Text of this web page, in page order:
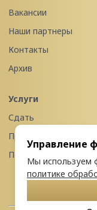
Вакансии
Наши партнеры
Контакты
Архив
Услуги
Сдать
Продать
Передать в
Управление
Мы используем
политике